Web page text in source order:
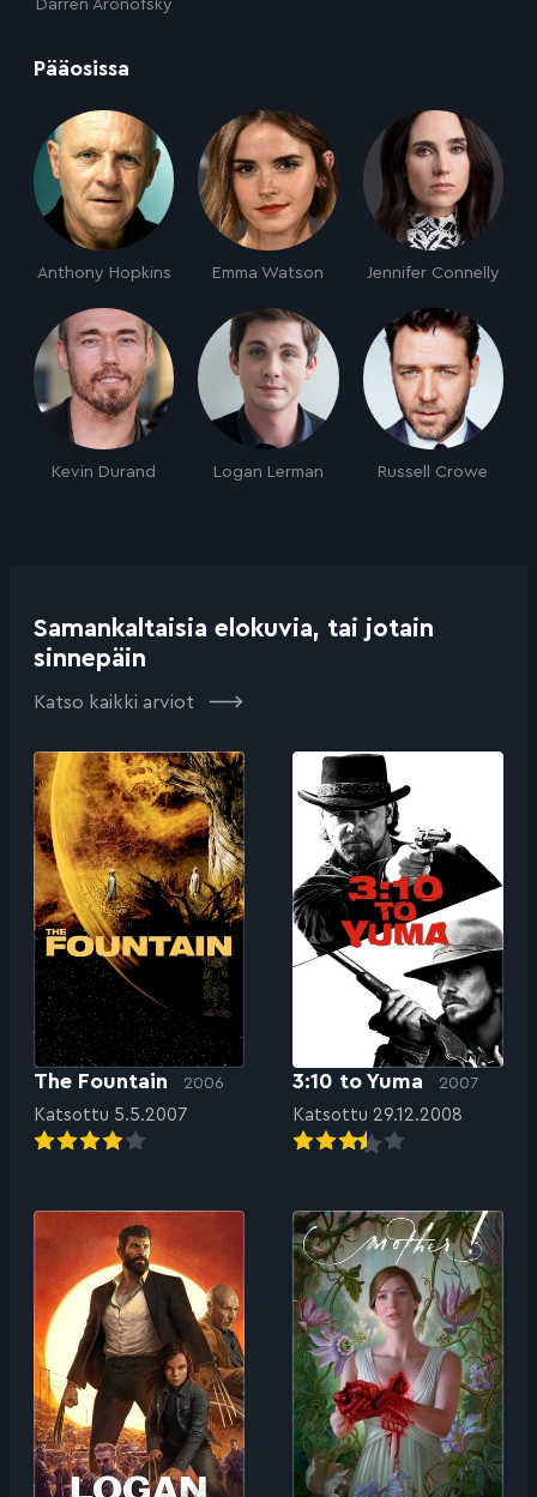
Darren Aronofsky
Pääosissa
Anthony Hopkins Emma Watson Jennifer Connelly
Kevin Durand Logan Lerman Russell Crowe
Samankaltaisia elokuvia, tai jotain
sinnepäin
Katso kaikki arviot
The Fountain 2006
Katsottu 5.5.2007
3:10 to Yuma 2007
Katsottu 29.12.2008